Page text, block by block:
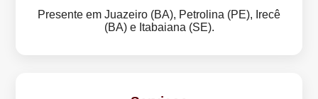
Presente em Juazeiro (BA), Petrolina (PE), Irecê
(BA) e Itabaiana (SE).